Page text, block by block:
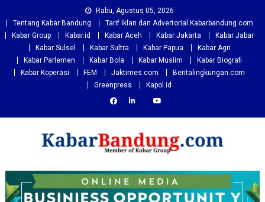
to
content
Rabu, Agustus 05, 2026
Tentang Kabar Bandung
Tarif Iklan dan Advertorial Kabarbandung.com
Kabar Group
Kabar.id Kabar Aceh Kabar Jakarta
Kabar Jabar
Kabar Sulsel
Kabar Sultra Kabar Papua
Kabar Agri
Kabar Parlemen
Kabar Bola Kabar Muslim
Kabar Biografi
Kabar Koperasi
FEM Jaktimes.com
Beritalingkungan.com
Greenpress
Kapol.id
Kabarbandung.com